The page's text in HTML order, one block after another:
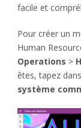
facile et
Pour créer un
Human
Operations >
êtes, tapez
système